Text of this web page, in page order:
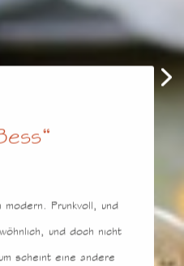
Prunkvoll, und
und doch nicht
scheint eine andere